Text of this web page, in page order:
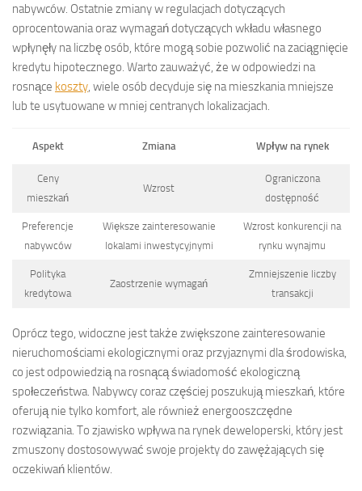
nabywców. Ostatnie zmiany w regulacjach dotyczących
oprocentowania oraz wymagań dotyczących wkładu własnego
wpłynęły na liczbę osób, które mogą sobie pozwolić na zaciągnięcie
kredytu hipotecznego. Warto zauważyć, że w odpowiedzi na
rosnące koszty, wiele osób decyduje się na mieszkania mniejsze
lub te usytuowane w mniej centranych lokalizacjach.
Aspekt Zmiana Wpływ na rynek
Ceny
mieszkań
Wzrost
Ograniczona
dostępność
Preferencje
nabywców
Większe zainteresowanie
lokalami inwestycyjnymi
Wzrost konkurencji na
rynku wynajmu
Polityka
kredytowa
Zaostrzenie wymagań
Zmniejszenie liczby
transakcji
Oprócz tego, widoczne jest także zwiększone zainteresowanie
nieruchomościami ekologicznymi oraz przyjaznymi dla środowiska,
co jest odpowiedzią na rosnącą świadomość ekologiczną
społeczeństwa. Nabywcy coraz częściej poszukują mieszkań, które
oferują nie tylko komfort, ale również energooszczędne
rozwiązania. To zjawisko wpływa na rynek deweloperski, który jest
zmuszony dostosowywać swoje projekty do zawężających się
oczekiwań klientów.